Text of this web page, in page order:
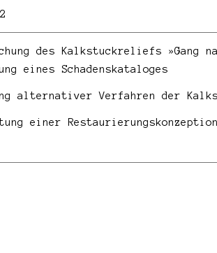
des Kalkstuckreliefs »Gang
eines Schadenskataloges
alternativer Verfahren der
einer